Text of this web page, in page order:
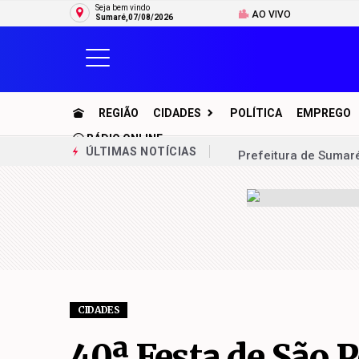
Seja bem vindo
Sumaré,07/08/2026
AO VIVO
REGIÃO CIDADES POLÍTICA EMPREGO
RÁDIO ONLINE
ÚLTIMAS NOTÍCIAS
Prefeitura de
Operação Sossego
Prefeitura de
Idosa é alvo de
CIDADES